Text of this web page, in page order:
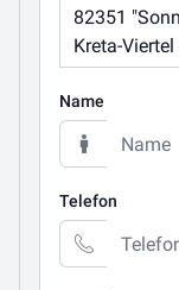
Name
Telefon